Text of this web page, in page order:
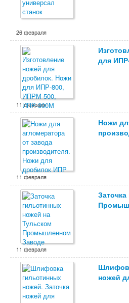
26 февраля
для
11 февраля
Ножи
11 февраля
11 февраля
ножей